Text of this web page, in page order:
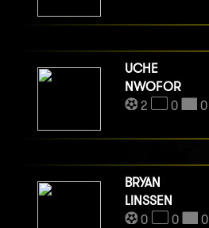
UCHE
NWOFOR
2
0 0
BRYAN
LINSSEN
0
0 0